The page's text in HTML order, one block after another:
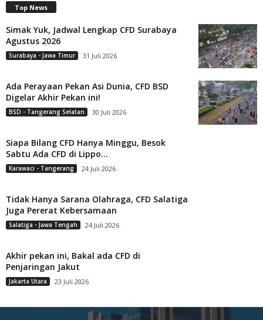
Top News
Simak Yuk, Jadwal Lengkap CFD Surabaya
Agustus 2026
Surabaya - Jawa Timur 31 Juli 2026
Ada Perayaan Pekan Asi Dunia, CFD BSD
Digelar Akhir Pekan ini!
BSD - Tangerang Selatan 30 Juli 2026
Siapa Bilang CFD Hanya Minggu, Besok
Sabtu Ada CFD di Lippo...
Karawaci - Tangerang 24 Juli 2026
Tidak Hanya Sarana Olahraga, CFD Salatiga
Juga Pererat Kebersamaan
Salatiga - Jawa Tengah 24 Juli 2026
Akhir pekan ini, Bakal ada CFD di
Penjaringan Jakut
Jakarta Utara 23 Juli 2026